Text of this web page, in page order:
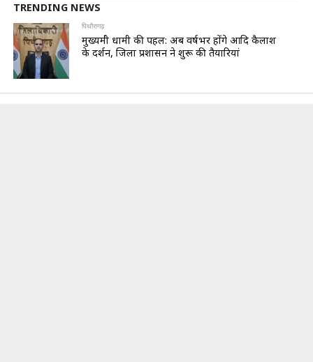
TRENDING NEWS
पिथौरागढ़
मुख्यमंत्री धामी की पहल: अब वर्षभर होंगे आदि कैलाश
के दर्शन, जिला प्रशासन ने शुरू की तैयारियां